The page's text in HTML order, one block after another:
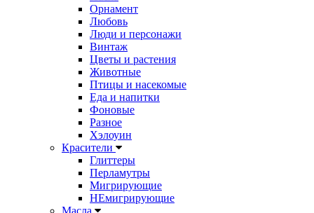
Орнамент
Любовь
Люди и персонажи
Винтаж
Цветы и растения
Животные
Птицы и насекомые
Еда и напитки
Фоновые
Разное
Хэлоуин
Красители
Глиттеры
Перламутры
Мигрирующие
НЕмигрирующие
Масла